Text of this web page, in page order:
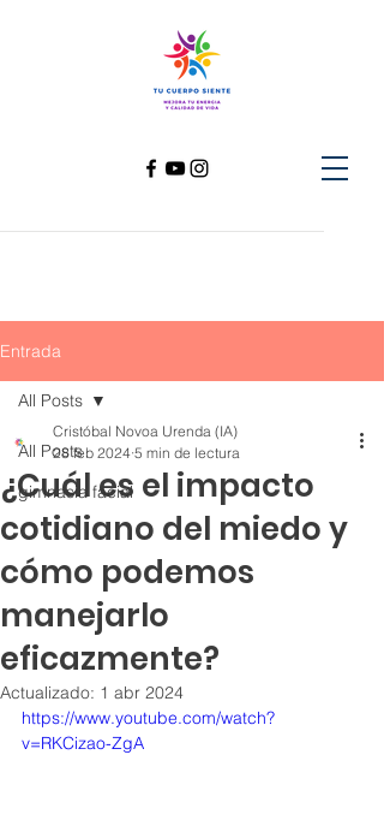
Entrada
All Posts
gimnasia facial
All Posts
¿Cuál es el impacto
cotidiano del miedo y
cómo podemos
manejarlo
eficazmente?
Cristóbal Novoa Urenda (IA)
28 feb 2024 5 min de lectura
Actualizado: 1 abr 2024
https://www.youtube.com/watch?
v=RKCizao-ZgA